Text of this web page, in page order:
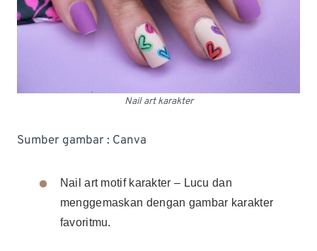
Nail art karakter
Sumber gambar : Canva
Nail art motif karakter – Lucu dan
menggemaskan dengan gambar karakter
favoritmu.